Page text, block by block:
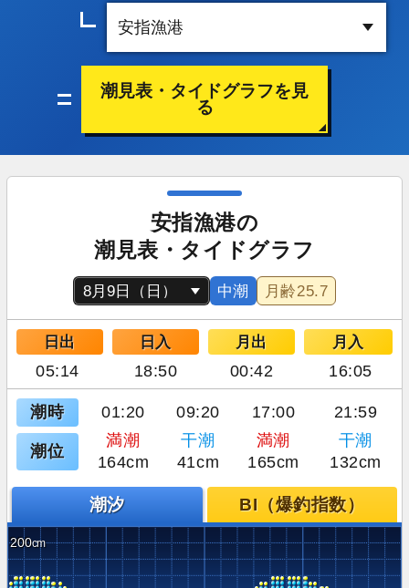
潮見表・タイドグラフを見
る
安指漁港の
潮見表・タイドグラフ
中潮 月齢25.7
日出 日入 月出 月入
05:14 18:50 00:42 16:05
潮時 01:20 09:20 17:00 21:59
潮位
満潮 干潮 満潮
干潮
164cm
41cm 165cm 132cm
潮汐 BI（爆釣指数）
200